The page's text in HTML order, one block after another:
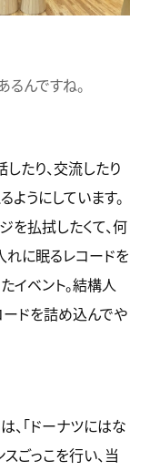
るんですね。
たり、交流したり
ようにしています。
を払拭したくて、何
れに眠るレコードを
イベント。結構人
ドを詰め込んでや
、「ドーナツにはな
ごっこを行い、当